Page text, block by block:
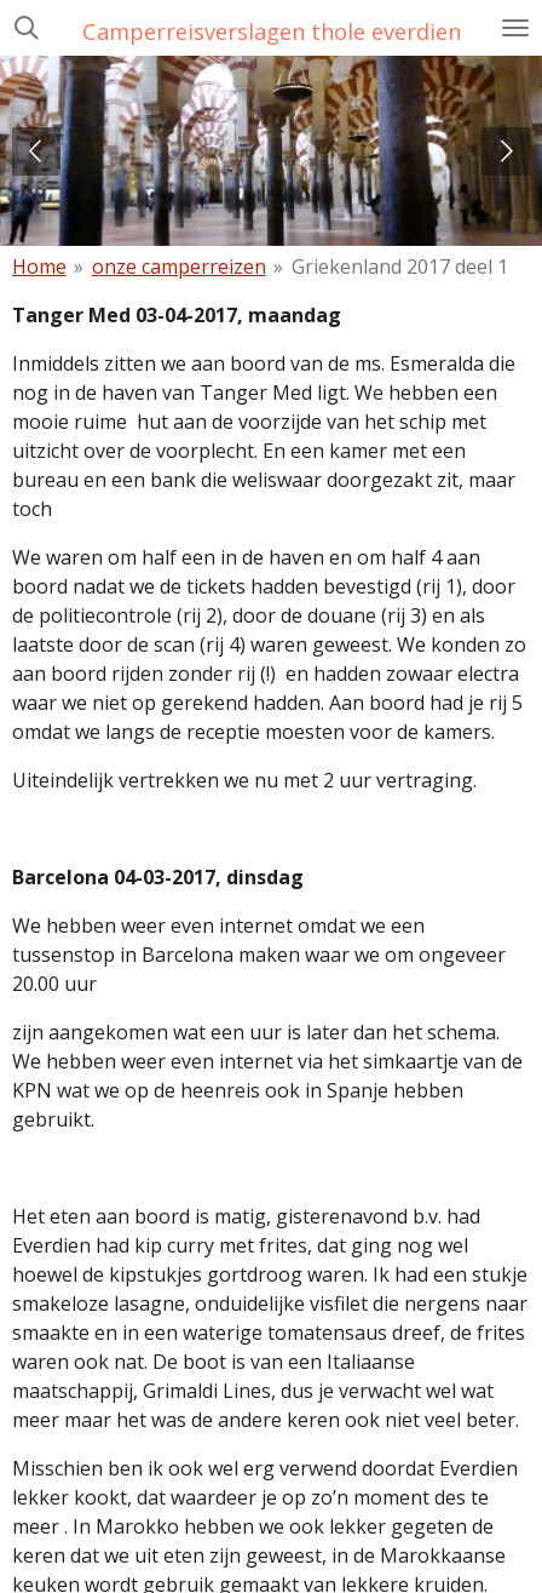
Ga
direct
naar
de
hoofdinhoud
Camperreisverslagen thole everdien
Home » onze camperreizen » Griekenland 2017 deel 1
Tanger Med 03-04-2017, maandag
Inmiddels zitten we aan boord van de ms. Esmeralda die
nog in de haven van Tanger Med ligt. We hebben een
mooie ruime hut aan de voorzijde van het schip met
uitzicht over de voorplecht. En een kamer met een
bureau en een bank die weliswaar doorgezakt zit, maar
toch
We waren om half een in de haven en om half 4 aan
boord nadat we de tickets hadden bevestigd (rij 1), door
de politiecontrole (rij 2), door de douane (rij 3) en als
laatste door de scan (rij 4) waren geweest. We konden zo
aan boord rijden zonder rij (!) en hadden zowaar electra
waar we niet op gerekend hadden. Aan boord had je rij 5
omdat we langs de receptie moesten voor de kamers.
Uiteindelijk vertrekken we nu met 2 uur vertraging.
Barcelona 04-03-2017, dinsdag
We hebben weer even internet omdat we een
tussenstop in Barcelona maken waar we om ongeveer
20.00 uur
zijn aangekomen wat een uur is later dan het schema.
We hebben weer even internet via het simkaartje van de
KPN wat we op de heenreis ook in Spanje hebben
gebruikt.
Het eten aan boord is matig, gisterenavond b.v. had
Everdien had kip curry met frites, dat ging nog wel
hoewel de kipstukjes gortdroog waren. Ik had een stukje
smakeloze lasagne, onduidelijke visfilet die nergens naar
smaakte en in een waterige tomatensaus dreef, de frites
waren ook nat. De boot is van een Italiaanse
maatschappij, Grimaldi Lines, dus je verwacht wel wat
meer maar het was de andere keren ook niet veel beter.
Misschien ben ik ook wel erg verwend doordat Everdien
lekker kookt, dat waardeer je op zo’n moment des te
meer . In Marokko hebben we ook lekker gegeten de
keren dat we uit eten zijn geweest, in de Marokkaanse
keuken wordt gebruik gemaakt van lekkere kruiden.